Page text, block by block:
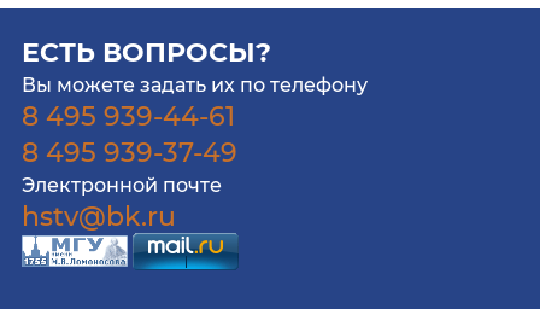
ЕСТЬ ВОПРОСЫ?
Вы можете задать их по телефону
8 495 939-44-61
8 495 939-37-49
Электронной почте
hstv@bk.ru